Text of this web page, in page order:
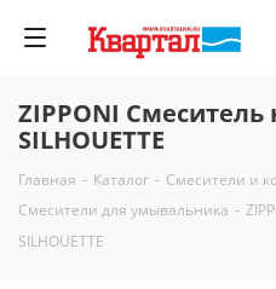
ZIPPONI Смеситель
SILHOUETTE
Главная - Каталог - Смесители и
Смесители для умывальника -
SILHOUETTE